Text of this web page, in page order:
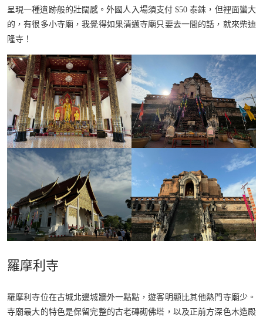
呈現一種遺跡般的壯闊感。外國人入場須支付 $50 泰銖，但裡面蠻大
的，有很多小寺廟，我覺得如果清邁寺廟只要去一間的話，就來柴迪
隆寺！
羅摩利寺
羅摩利寺位在古城北邊城牆外一點點，遊客明顯比其他熱門寺廟少。
寺廟最大的特色是保留完整的古老磚砌佛塔，以及正前方深色木造殿